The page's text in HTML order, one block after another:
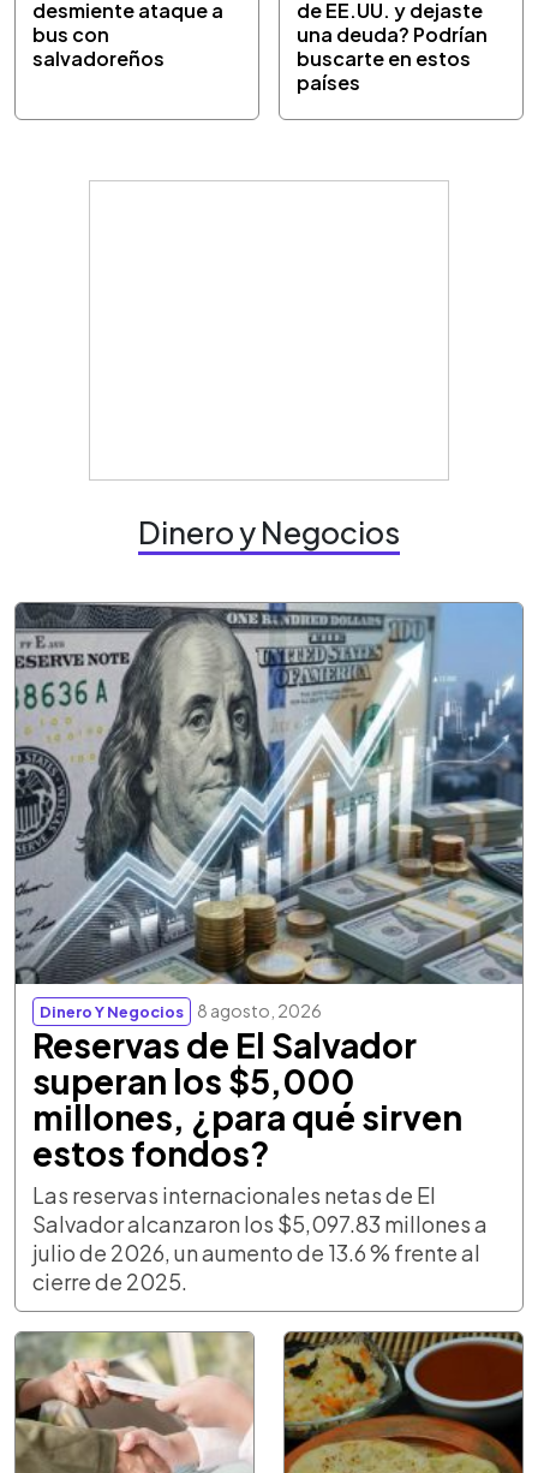
desmiente ataque a
bus con
salvadoreños
de EE.UU. y dejaste
una deuda? Podrían
buscarte en estos
países
Dinero y Negocios
Dinero Y Negocios 8 agosto, 2026
Reservas de El Salvador
superan los $5,000
millones, ¿para qué sirven
estos fondos?
Las reservas internacionales netas de El
Salvador alcanzaron los $5,097.83 millones a
julio de 2026, un aumento de 13.6 % frente al
cierre de 2025.